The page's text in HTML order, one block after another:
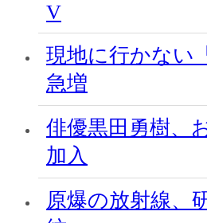
V
現地に行かない
急増
俳優黒田勇樹、
加入
原爆の放射線、